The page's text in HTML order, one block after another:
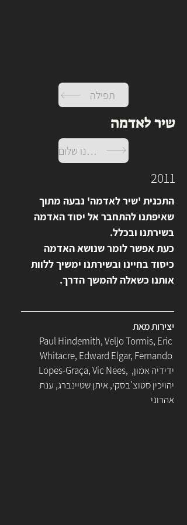
תפילה
שיר לאדמה
שים לנו שלום
2011
התכנית 'שיר לאדמה' נבעה מתוך
שאיפתנו להתחבר אל יסוד האדמה
בשירתנו ובכלל.
כעת אפשר לומר שנושא האדמה
כיסוד בחיינו ובשירתנו ימשיך ללוות
אותנו כשאלה להמשך הדרך.
יצירות מאת
Paul Hindemith, Veljo Tormis, Eric
Whitacre, Edward Elgar, Fernando
Lopes-Graça, Vic Nees, ידידיה אמון,
יהויכין סטוצ'בסקי, איתן שטיינברג, ענת
אהרוני